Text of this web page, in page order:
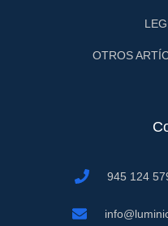
OTROS
945 124